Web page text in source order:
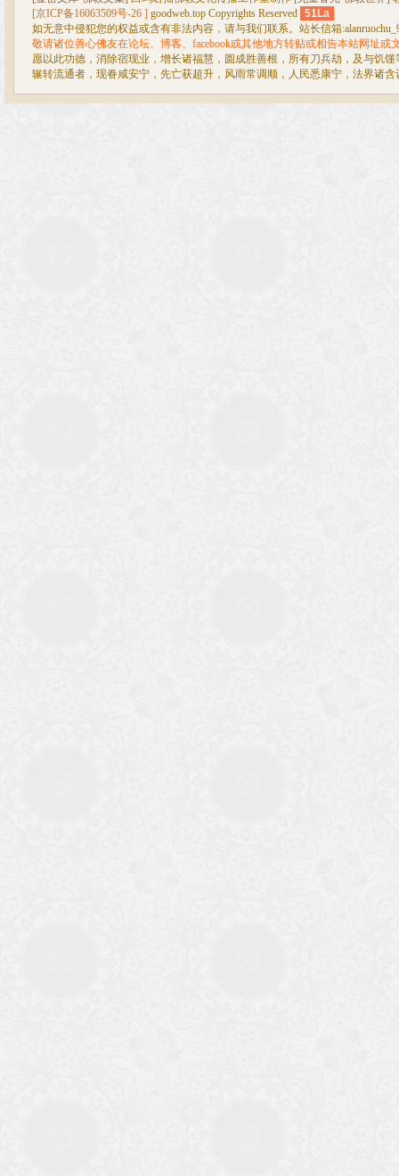
[京ICP备16063509号-26 ] goodweb.top Copyrights Reserved 51La
如无意中侵犯您的权益或含有非法内容，请与我们联系。站长信箱
敬请诸位善心佛友在论坛、博客、facebook或其他地方转贴或相告本站网址或
愿以此功德，消除宿现业，增长诸福慧，圆成胜善根，所有刀兵劫，及与饥
辗转流通者，现眷咸安宁，先亡获超升，风雨常调顺，人民悉康宁，法界诸含